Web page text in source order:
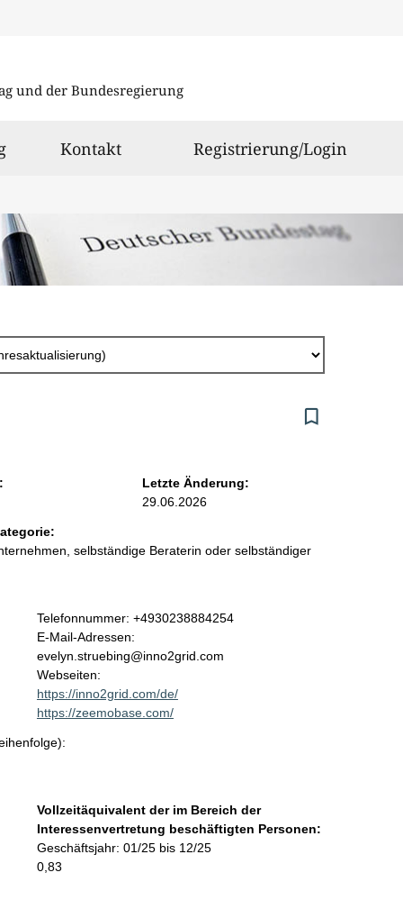
und der Bundesregierung
Kontakt Registrierung/Login
Letzte Änderung:
29.06.2026
selbständige Beraterin oder selbständiger
K
o
n
t
a
k
i
o
r
m
a
Telefonnummer: +4930238884254
E-Mail-Adressen:
evelyn.struebing@inno2grid.com
Webseiten:
https://inno2grid.com/de/
https://zeemobase.com/
Vollzeitäquivalent der im Bereich der
Interessenvertretung beschäftigten Personen:
Geschäftsjahr: 01/25 bis 12/25
0,83